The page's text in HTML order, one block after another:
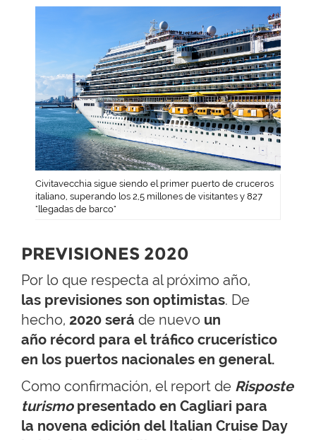
Civitavecchia sigue siendo el primer puerto de cruceros
italiano, superando los 2,5 millones de visitantes y 827
"llegadas de barco"
PREVISIONES 2020
Por lo que respecta al próximo año,
las previsiones son optimistas. De
hecho, 2020 será de nuevo un
año récord para el tráfico crucerístico
en los puertos nacionales en general.
Como confirmación, el report de Risposte
turismopresentado en Cagliari para
la novena edición del Italian Cruise Day